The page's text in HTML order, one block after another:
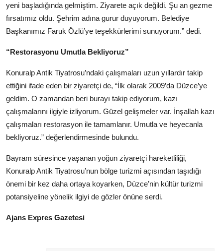
yeni başladığında gelmiştim. Ziyarete açık değildi. Şu an gezme
fırsatımız oldu. Şehrim adına gurur duyuyorum. Belediye
Başkanımız Faruk Özlü’ye teşekkürlerimi sunuyorum.” dedi.
“Restorasyonu Umutla Bekliyoruz”
Konuralp Antik Tiyatrosu’ndaki çalışmaları uzun yıllardır takip
ettiğini ifade eden bir ziyaretçi de, “İlk olarak 2009’da Düzce’ye
geldim. O zamandan beri burayı takip ediyorum, kazı
çalışmalarını ilgiyle izliyorum. Güzel gelişmeler var. İnşallah kazı
çalışmaları restorasyon ile tamamlanır. Umutla ve heyecanla
bekliyoruz.” değerlendirmesinde bulundu.
Bayram süresince yaşanan yoğun ziyaretçi hareketliliği,
Konuralp Antik Tiyatrosu’nun bölge turizmi açısından taşıdığı
önemi bir kez daha ortaya koyarken, Düzce’nin kültür turizmi
potansiyeline yönelik ilgiyi de gözler önüne serdi.
Ajans Expres Gazetesi